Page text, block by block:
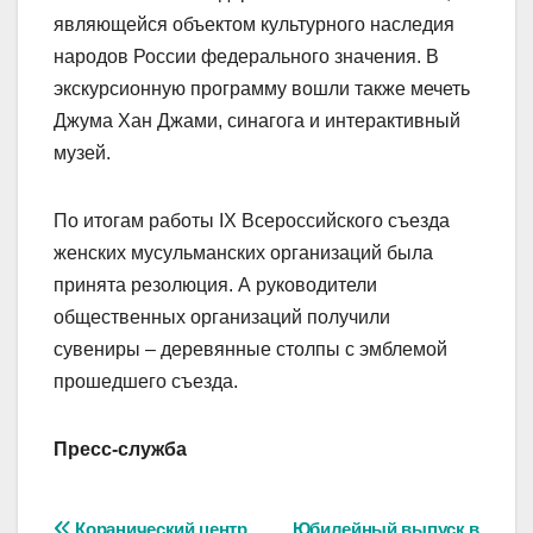
являющейся объектом культурного наследия
народов России федерального значения. В
экскурсионную программу вошли также мечеть
Джума Хан Джами, синагога и интерактивный
музей.
По итогам работы IX Всероссийского съезда
женских мусульманских организаций была
принята резолюция. А руководители
общественных организаций получили
сувениры – деревянные столпы с эмблемой
прошедшего съезда.
Пресс-служба
Юбилейный выпуск в
Коранический центр